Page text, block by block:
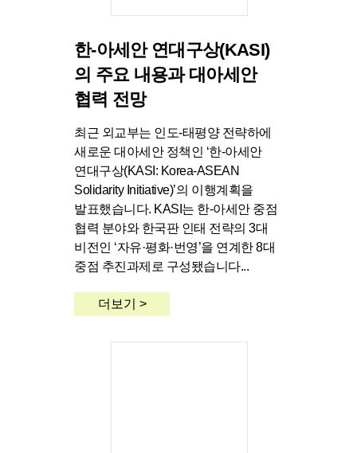
한-아세안 연대구상(KASI)
의 주요 내용과 대아세안
협력 전망
최근 외교부는 인도-태평양 전략하에
새로운 대아세안 정책인 ‘한-아세안
연대구상(KASI: Korea-ASEAN
Solidarity Initiative)’의 이행계획을
발표했습니다. KASI는 한-아세안 중점
협력 분야와 한국판 인태 전략의 3대
비전인 ‘자유·평화·번영’을 연계한 8대
중점 추진과제로 구성됐습니다...
더보기 >